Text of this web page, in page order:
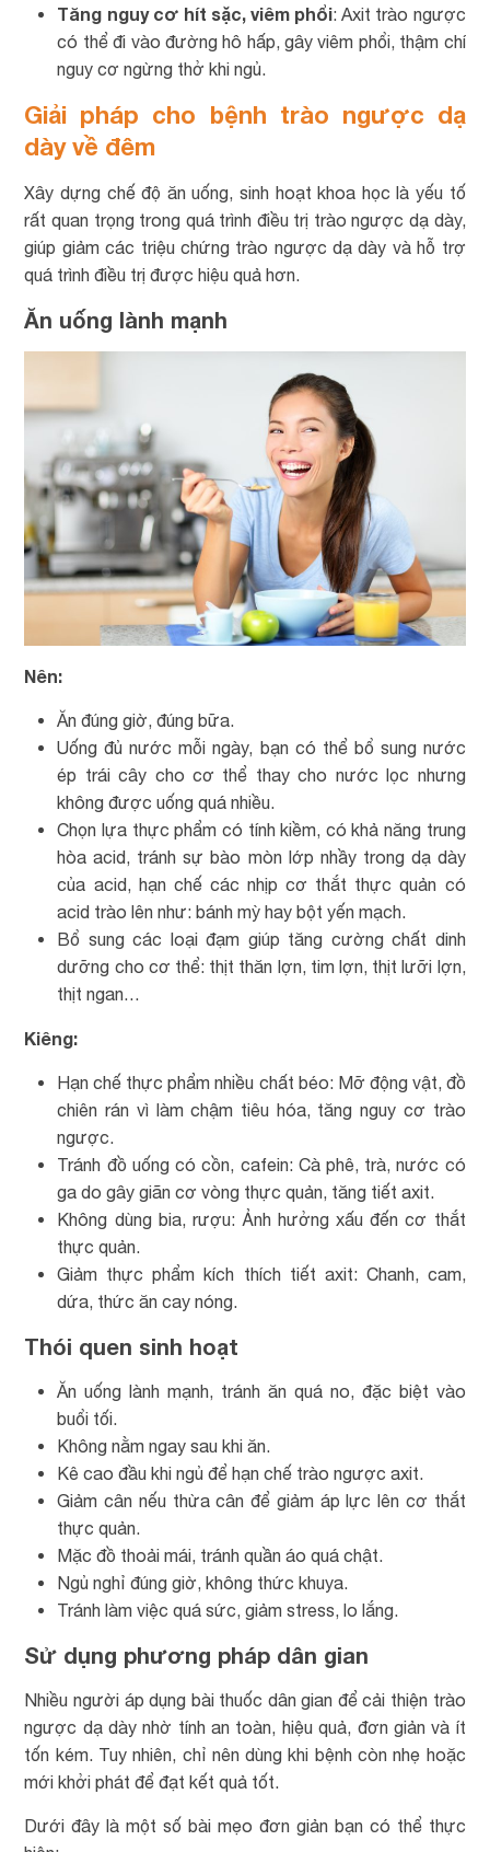
Tăng nguy cơ hít sặc, viêm phổi: Axit trào ngược
có thể đi vào đường hô hấp, gây viêm phổi, thậm chí
nguy cơ ngừng thở khi ngủ.
Giải pháp cho bệnh trào ngược dạ
dày về đêm
Xây dựng chế độ ăn uống, sinh hoạt khoa học là yếu tố
rất quan trọng trong quá trình điều trị trào ngược dạ dày,
giúp giảm các triệu chứng trào ngược dạ dày và hỗ trợ
quá trình điều trị được hiệu quả hơn.
Ăn uống lành mạnh
Nên:
Ăn đúng giờ, đúng bữa.
Uống đủ nước mỗi ngày, bạn có thể bổ sung nước
ép trái cây cho cơ thể thay cho nước lọc nhưng
không được uống quá nhiều.
Chọn lựa thực phẩm có tính kiềm, có khả năng trung
hòa acid, tránh sự bào mòn lớp nhầy trong dạ dày
của acid, hạn chế các nhịp cơ thắt thực quản có
acid trào lên như: bánh mỳ hay bột yến mạch.
Bổ sung các loại đạm giúp tăng cường chất dinh
dưỡng cho cơ thể: thịt thăn lợn, tim lợn, thịt lưỡi lợn,
thịt ngan…
Kiêng:
Hạn chế thực phẩm nhiều chất béo: Mỡ động vật, đồ
chiên rán vì làm chậm tiêu hóa, tăng nguy cơ trào
ngược.
Tránh đồ uống có cồn, cafein: Cà phê, trà, nước có
ga do gây giãn cơ vòng thực quản, tăng tiết axit.
Không dùng bia, rượu: Ảnh hưởng xấu đến cơ thắt
thực quản.
Giảm thực phẩm kích thích tiết axit: Chanh, cam,
dứa, thức ăn cay nóng.
Thói quen sinh hoạt
Ăn uống lành mạnh, tránh ăn quá no, đặc biệt vào
buổi tối.
Không nằm ngay sau khi ăn.
Kê cao đầu khi ngủ để hạn chế trào ngược axit.
Giảm cân nếu thừa cân để giảm áp lực lên cơ thắt
thực quản.
Mặc đồ thoải mái, tránh quần áo quá chật.
Ngủ nghỉ đúng giờ, không thức khuya.
Tránh làm việc quá sức, giảm stress, lo lắng.
Sử dụng phương pháp dân gian
Nhiều người áp dụng bài thuốc dân gian để cải thiện trào
ngược dạ dày nhờ tính an toàn, hiệu quả, đơn giản và ít
tốn kém. Tuy nhiên, chỉ nên dùng khi bệnh còn nhẹ hoặc
mới khởi phát để đạt kết quả tốt.
Dưới đây là một số bài mẹo đơn giản bạn có thể thực